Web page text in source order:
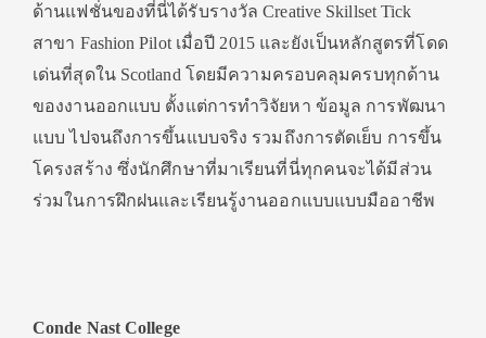
ด้านแฟชั่นของที่นี่ได้รับรางวัล Creative Skillset Tick
สาขา Fashion Pilot เมื่อปี 2015 และยังเป็นหลักสูตรที่โดด
เด่นที่สุดใน Scotland โดยมีความครอบคลุมครบทุกด้าน
ของงานออกแบบ ตั้งแต่การทำวิจัยหา ข้อมูล การพัฒนา
แบบ ไปจนถึงการขึ้นแบบจริง รวมถึงการตัดเย็บ การขึ้น
โครงสร้าง ซึ่งนักศึกษาที่มาเรียนที่นี่ทุกคนจะได้มีส่วน
ร่วมในการฝึกฝนและเรียนรู้งานออกแบบแบบมืออาชีพ
Conde Nast College